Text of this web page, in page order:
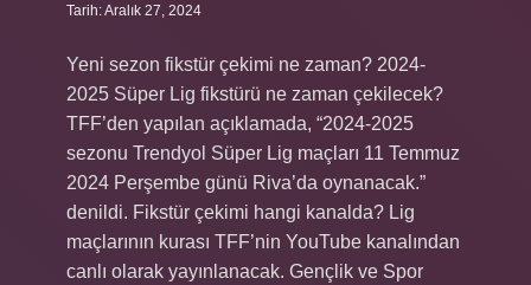
Tarih: Aralık 27, 2024
Yeni sezon fikstür çekimi ne zaman? 2024-
2025 Süper Lig fikstürü ne zaman çekilecek?
TFF’den yapılan açıklamada, “2024-2025
sezonu Trendyol Süper Lig maçları 11 Temmuz
2024 Perşembe günü Riva’da oynanacak.”
denildi. Fikstür çekimi hangi kanalda? Lig
maçlarının kurası TFF’nin YouTube kanalından
canlı olarak yayınlanacak. Gençlik ve Spor